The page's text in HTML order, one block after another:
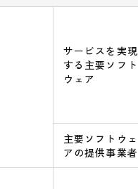
サービスを実現
する主要ソフト
ウェア
主要ソフトウェ
アの提供事業者